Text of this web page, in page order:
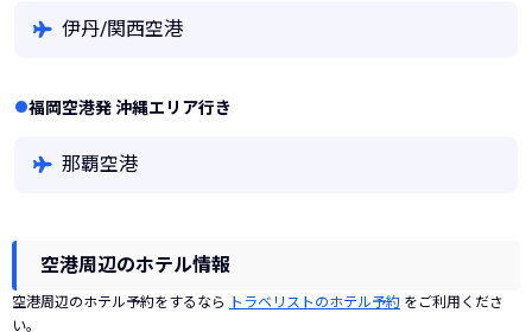
伊丹/関西空港
福岡空港発 沖縄エリア行き
那覇空港
空港周辺のホテル情報
空港周辺のホテル予約をするなら トラベリストのホテル予約 をご利用くださ
い。